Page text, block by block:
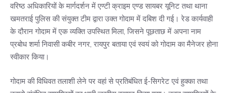
वरिष्ठ अधिकारियों के मार्गदर्शन में एण्टी क्राइम एण्ड सायबर यूनिट तथा थाना
खमतराई पुलिस की संयुक्त टीम द्वारा उक्त गोदाम में दबिश दी गई। रेड कार्यवाही
के दौरान गोदाम में एक व्यक्ति उपस्थित मिला, जिसने पूछताछ में अपना नाम
प्रबोध शर्मा निवासी कबीर नगर, रायपुर बताया एवं स्वयं को गोदाम का मैनेजर होना
स्वीकार किया।
गोदाम की विधिवत तलाशी लेने पर वहां से प्रतिबंधित ई-सिगरेट एवं हुक्का तथा